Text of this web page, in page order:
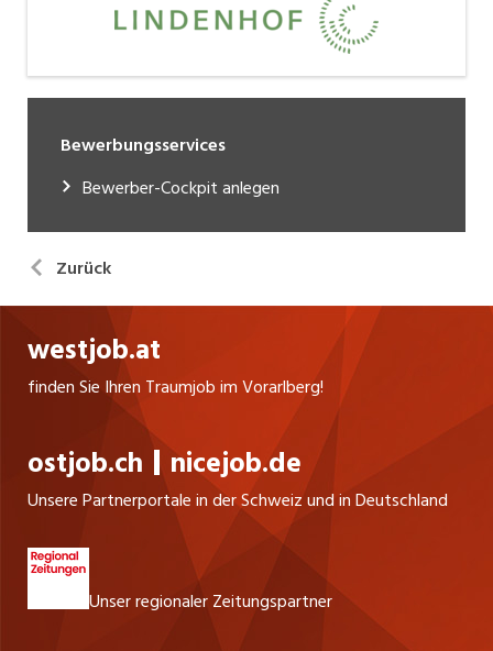
Bewerbungsservices
Bewerber-Cockpit anlegen
Zurück
westjob.at
finden Sie Ihren Traumjob im Vorarlberg!
ostjob.ch nicejob.de
Unsere Partnerportale in der Schweiz und in Deutschland
Unser regionaler Zeitungspartner